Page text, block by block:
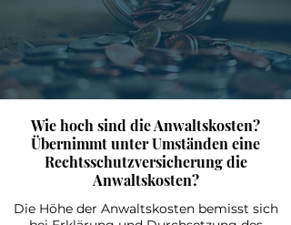
Wie hoch sind die Anwaltskosten?
Übernimmt unter Umständen eine
Rechtsschutzversicherung die
Anwaltskosten?
Die Höhe der Anwaltskosten bemisst sich